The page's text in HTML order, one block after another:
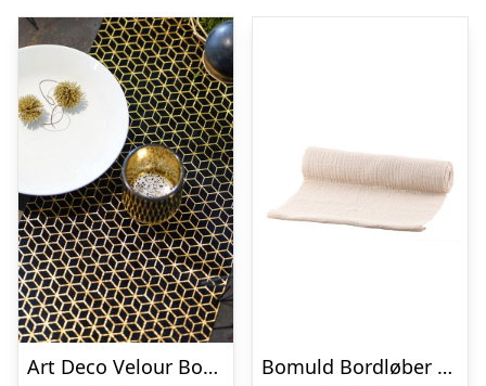
Art Deco Velour Bordløber
Bomuld Bordløber Elfenbenshvid